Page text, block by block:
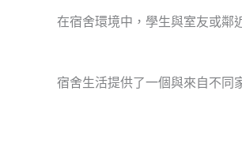
在宿舍環境中，學生與室友或鄰
宿舍生活提供了一個與來自不同